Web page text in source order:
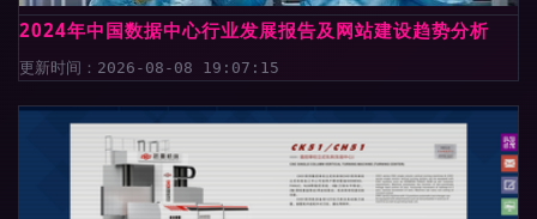
2024年中国数据中心行业发展报告及网站建设趋势分析
更新时间：2026-08-08 19:07:15